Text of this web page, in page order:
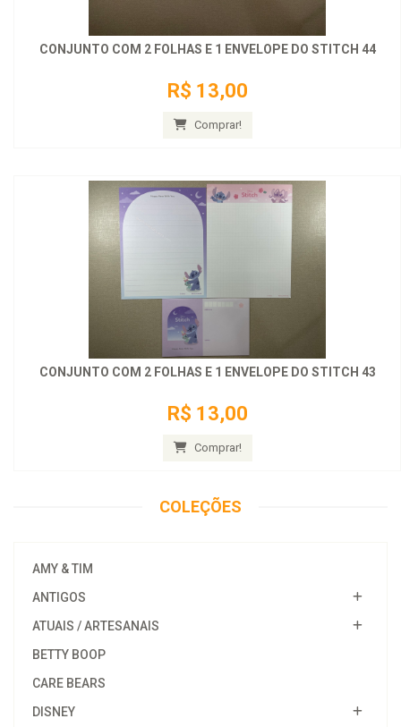
CONJUNTO COM 2 FOLHAS E 1 ENVELOPE DO STITCH 44
R$ 13,00
Comprar!
CONJUNTO COM 2 FOLHAS E 1 ENVELOPE DO STITCH 43
R$ 13,00
Comprar!
COLEÇÕES
AMY & TIM
ANTIGOS
ATUAIS / ARTESANAIS
BETTY BOOP
CARE BEARS
DISNEY